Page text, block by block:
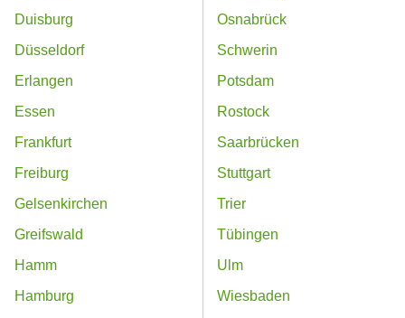
Duisburg
Düsseldorf
Erlangen
Essen
Frankfurt
Freiburg
Gelsenkirchen
Greifswald
Hamm
Hamburg
Osnabrück
Schwerin
Potsdam
Rostock
Saarbrücken
Stuttgart
Trier
Tübingen
Ulm
Wiesbaden